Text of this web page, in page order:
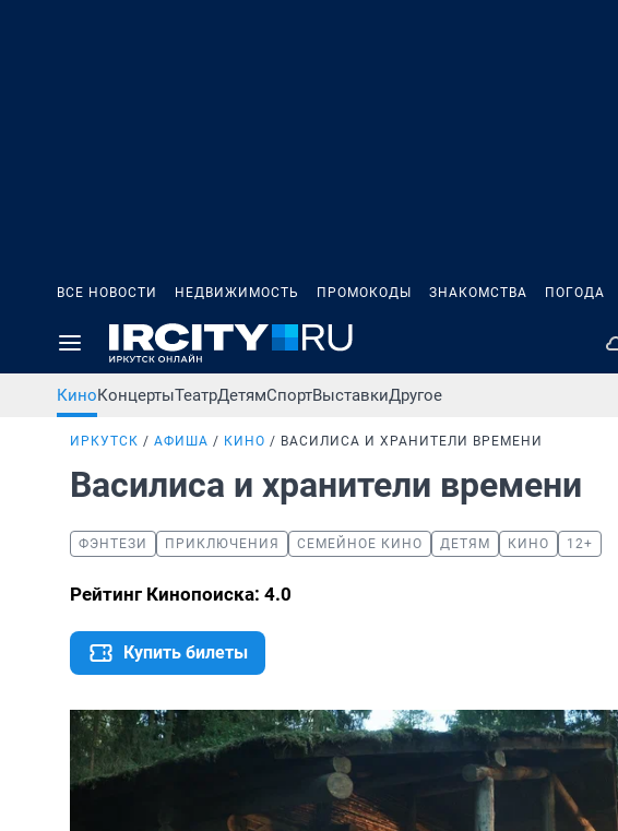
ВСЕ НОВОСТИ НЕДВИЖИМОСТЬ ПРОМОКОДЫ ЗНАКОМСТВА ПОГОДА
КиноКонцертыТеатрДетямСпортВыставкиДругое
ИРКУТСК АФИША КИНО ВАСИЛИСА И ХРАНИТЕЛИ ВРЕМЕНИ
Василиса и хранители времени
ФЭНТЕЗИ ПРИКЛЮЧЕНИЯ СЕМЕЙНОЕ КИНО ДЕТЯМ КИНО 12+
Рейтинг Кинопоиска: 4.0
Купить билеты